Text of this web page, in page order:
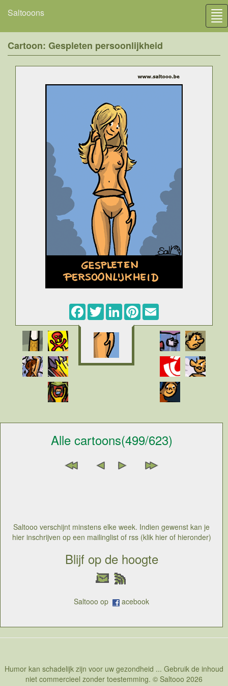
Saltooons
Cartoon: Gespleten persoonlijkheid
Facebook
TwitterLinkedInPinterest
Alle cartoons(499/623)
Saltooo verschijnt minstens elke week. Indien gewenst kan je
hier inschrijven op een mailinglist of rss (klik hier of hieronder)
Blijf op de hoogte
Saltooo op acebook
Humor kan schadelijk zijn voor uw gezondheid ... Gebruik de inhoud
niet commercieel zonder toestemming. © Saltooo 2026